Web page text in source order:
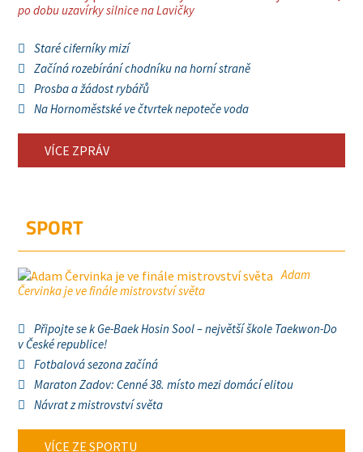
po dobu uzavírky silnice na Lavičky
Staré ciferníky mizí
Začíná rozebírání chodníku na horní straně
Prosba a žádost rybářů
Na Hornoměstské ve čtvrtek nepoteče voda
VÍCE ZPRÁV
SPORT
Adam
Červinka je ve finále mistrovství světa
Připojte se k Ge-Baek Hosin Sool – největší škole Taekwon-Do
v České republice!
Fotbalová sezona začíná
Maraton Zadov: Cenné 38. místo mezi domácí elitou
Návrat z mistrovství světa
VÍCE ZE SPORTU